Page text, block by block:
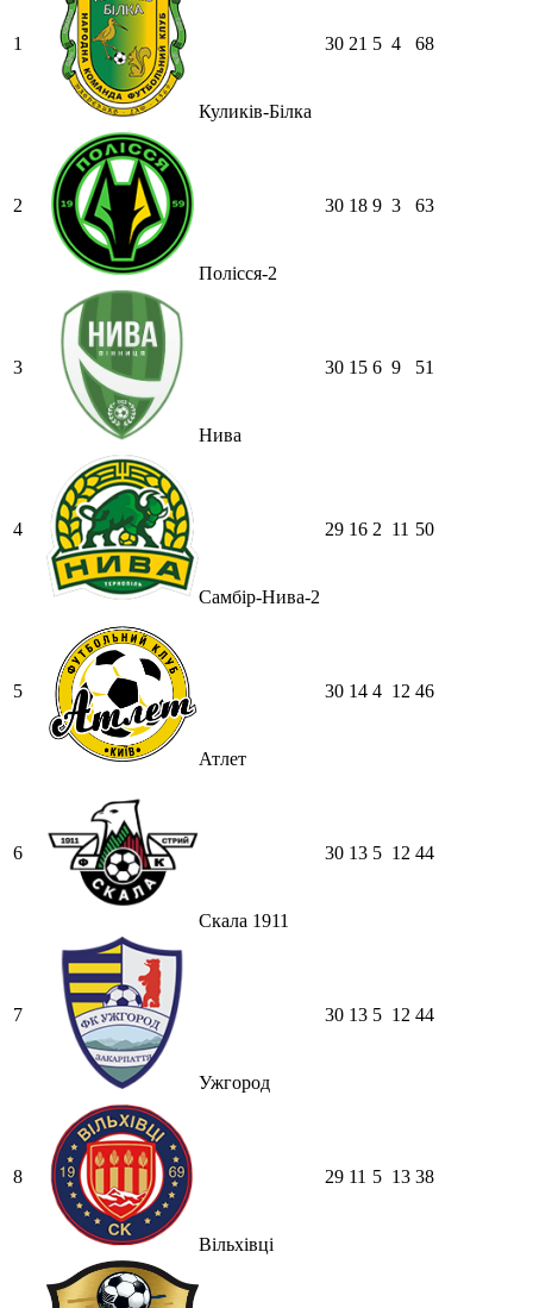
1
Куликів-Білка
30 21 5 4 68
2
Полісся-2
30 18 9 3 63
3
Нива
30 15 6 9 51
4
Самбір-Нива-2
29 16 2 11 50
5
Атлет
30 14 4 12 46
6
Скала 1911
30 13 5 12 44
7
Ужгород
30 13 5 12 44
8
Вільхівці
29 11 5 13 38